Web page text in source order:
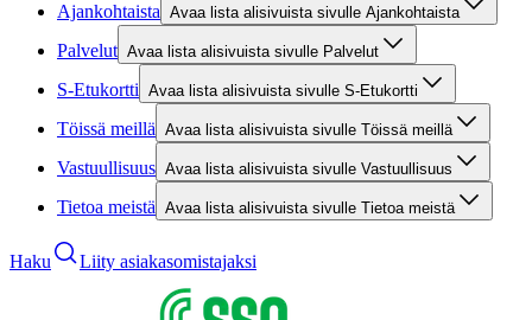
Ajankohtaista Avaa lista alisivuista sivulle Ajankohtaista
Palvelut Avaa lista alisivuista sivulle Palvelut
S-Etukortti Avaa lista alisivuista sivulle S-Etukortti
Töissä meillä Avaa lista alisivuista sivulle Töissä meillä
Vastuullisuus Avaa lista alisivuista sivulle Vastuullisuus
Tietoa meistä Avaa lista alisivuista sivulle Tietoa meistä
Haku Liity asiakasomistajaksi